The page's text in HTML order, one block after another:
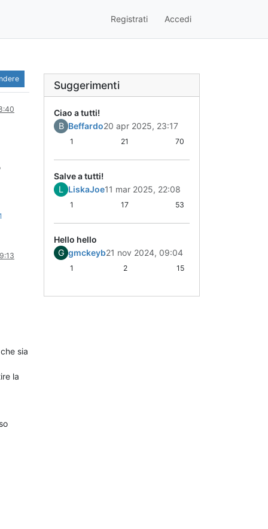
Registrati Accedi
sia
la
Suggerimenti
Ciao a tutti!
B Beffardo20 apr 2025, 23:17
1 21 70
Salve a tutti!
L LiskaJoe11 mar 2025, 22:08
1 17 53
Hello hello
G gmckeyb21 nov 2024, 09:04
1 2 15